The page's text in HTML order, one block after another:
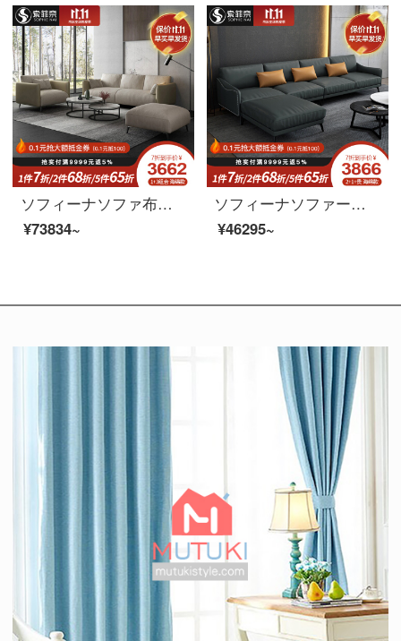
ソフィーナソファ布芸ソファー布芸ソファー客間小型北欧現代簡単二人で、ラテックスソファ1+2+3+茶几海綿のタイプを分解洗濯できます。
¥73834~
ソフィーナソファーの科学技術布ソファ北欧の科学技術布ゴムソファーは現代簡単で簡単なリビングセットの大きさの戸型布芸ソファーを組み合わせています。
¥46295~